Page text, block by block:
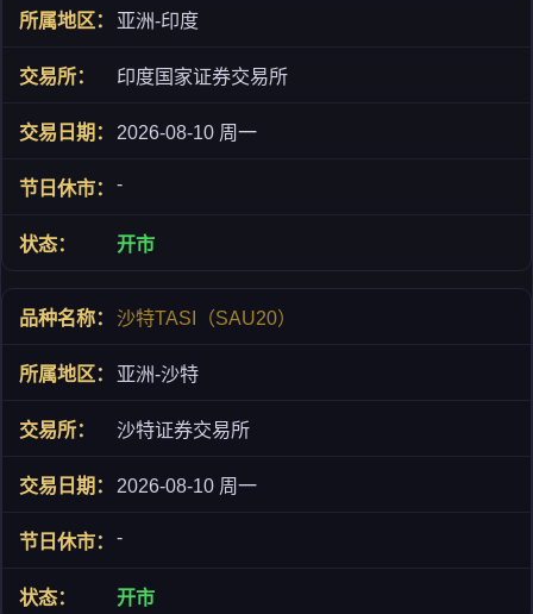
亚洲-印度
印度国家证券交易所
2026-08-10 周一
-
开市
沙特TASI（SAU20）
亚洲-沙特
沙特证券交易所
2026-08-10 周一
-
开市